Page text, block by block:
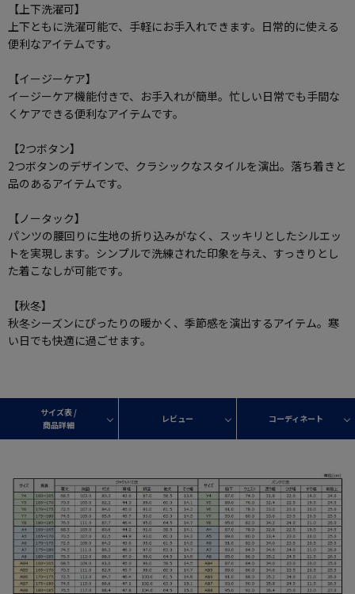
【上下洗濯可】
上下ともに洗濯可能で、手軽にお手入れできます。日常的に使える
便利なアイテムです。
【イージーケア】
イージーケア機能付きで、お手入れが簡単。忙しい日常でも手間な
くケアできる便利なアイテムです。
【2つボタン】
2つボタンのデザインで、クラシックなスタイルを演出。落ち着きと
品のあるアイテムです。
【ノータック】
パンツの腰回りに生地の折り込みがなく、スッキリとしたシルエッ
トを実現します。シンプルで洗練された印象を与え、すっきりとし
た着こなしが可能です。
【秋冬】
秋冬シーズンにぴったりの暖かく、季節感を演出するアイテム。寒
い日でも快適に過ごせます。
サイズ表 /
商品詳細
レビュー コーディネート